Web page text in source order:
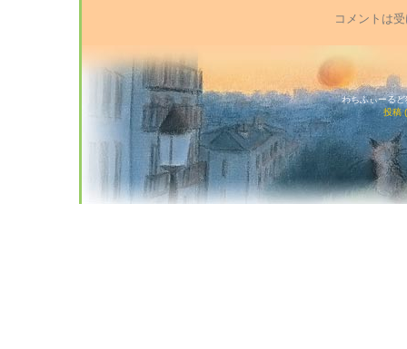
コメントは
わちふぃーる
投稿